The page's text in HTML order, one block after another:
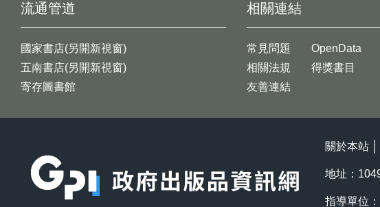
流通管道
國家書店(另開新視窗)
五南書店(另開新視窗)
寄存圖書館
相關連結
常見問題
相關法規
友善連結
OpenData
得獎書目
關於本站
地址：
指導單位